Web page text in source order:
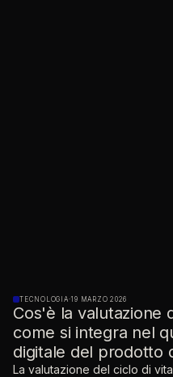
TECNOLOGIA·19 MARZO 2026
Cos'è la valutazione
come si integra nel
digitale del prodotto
La valutazione del ciclo di